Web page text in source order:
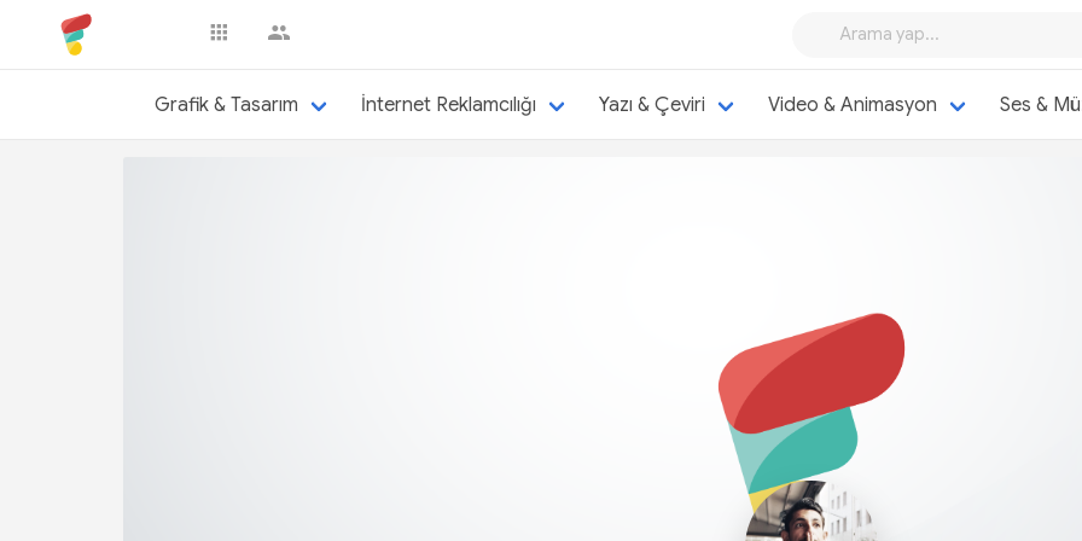
Grafik & Tasarım İnternet Reklamcılığı Yazı & Çeviri Video & Animasyon Ses &
sergensule